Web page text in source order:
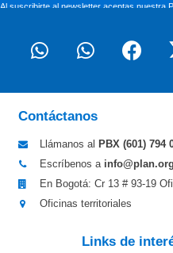
Al suscribirte al newsletter aceptas nuestra
Contáctanos
Llámanos al PBX (601) 794
Escríbenos a
En Bogotá: Cr 13 # 93-19
Oficinas territoriales
Links de